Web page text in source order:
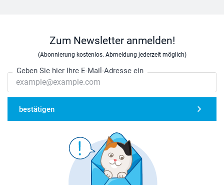
Zum Newsletter anmelden!
(Abonnierung kostenlos. Abmeldung jederzeit möglich)
Geben Sie hier Ihre E-Mail-Adresse ein
bestätigen